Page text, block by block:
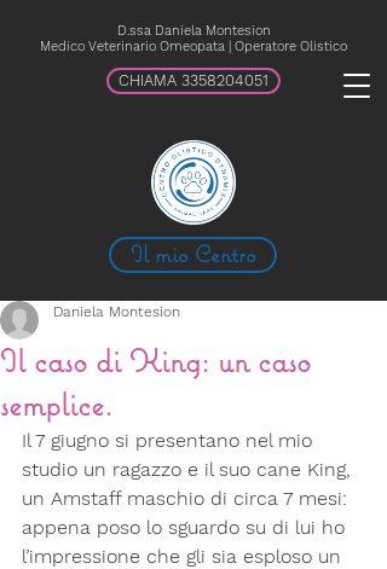
D.ssa Daniela Montesion
Medico Veterinario Omeopata | Operatore Olistico
CHIAMA 3358204051
Il mio Centro
Il caso di King: un caso
semplice.
Daniela Montesion
Il 7 giugno si presentano nel mio
studio un ragazzo e il suo cane King,
un Amstaff maschio di circa 7 mesi:
appena poso lo sguardo su di lui ho
l’impressione che gli sia esploso un